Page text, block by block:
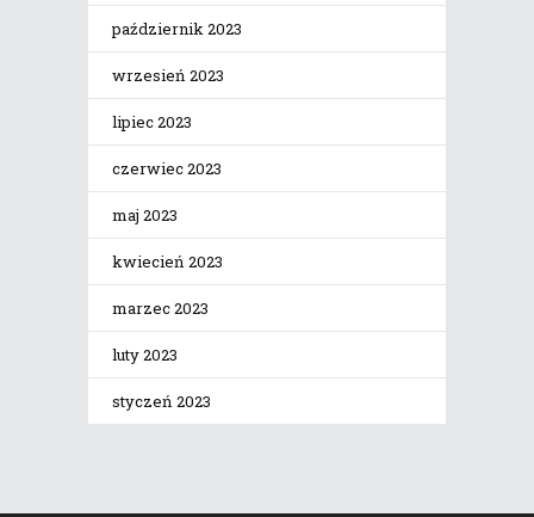
październik 2023
wrzesień 2023
lipiec 2023
czerwiec 2023
maj 2023
kwiecień 2023
marzec 2023
luty 2023
styczeń 2023